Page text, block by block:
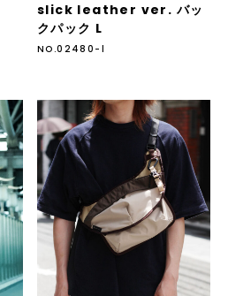
slick leather ver. バッ
クパック L
NO.02480-l